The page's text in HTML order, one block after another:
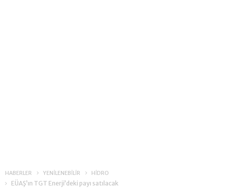
HABERLER YENİLENEBİLİR HİDRO
EÜAŞ’ın TGT Enerji’deki payı satılacak